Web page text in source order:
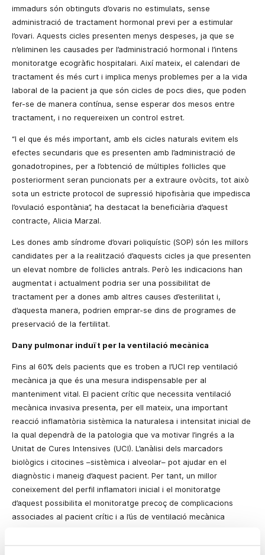
immadurs són obtinguts d’ovaris no estimulats, sense
administració de tractament hormonal previ per a estimular
l’ovari. Aquests cicles presenten menys despeses, ja que se
n’eliminen les causades per l’administració hormonal i l’intens
monitoratge ecogràfic hospitalari. Així mateix, el calendari de
tractament és més curt i implica menys problemes per a la vida
laboral de la pacient ja que són cicles de pocs dies, que poden
fer-se de manera contínua, sense esperar dos mesos entre
tractament, i no requereixen un control estret.
“I el que és més important, amb els cicles naturals evitem els
efectes secundaris que es presenten amb l’administració de
gonadotropines, per a l’obtenció de múltiples fol·licles que
posteriorment seran puncionats per a extraure ovòcits, tot això
sota un estricte protocol de supressió hipofisària que impedisca
l’ovulació espontània”, ha destacat la beneficiària d’aquest
contracte, Alicia Marzal.
Les dones amb síndrome d’ovari poliquístic (SOP) són les millors
candidates per a la realització d’aquests cicles ja que presenten
un elevat nombre de fol·licles antrals. Però les indicacions han
augmentat i actualment podria ser una possibilitat de
tractament per a dones amb altres causes d’esterilitat i,
d’aquesta manera, podrien emprar-se dins de programes de
preservació de la fertilitat.
Dany pulmonar induït per la ventilació mecànica
Fins al 60% dels pacients que es troben a l’UCI rep ventilació
mecànica ja que és una mesura indispensable per al
manteniment vital. El pacient crític que necessita ventilació
mecànica invasiva presenta, per ell mateix, una important
reacció inflamatòria sistèmica la naturalesa i intensitat inicial de
la qual dependrà de la patologia que va motivar l’ingrés a la
Unitat de Cures Intensives (UCI). L’anàlisi dels marcadors
biològics i citocines –sistèmica i alveolar– pot ajudar en el
diagnòstic i maneig d’aquest pacient. Per tant, un millor
coneixement del perfil inflamatori inicial i el monitoratge
d’aquest possibilita el monitoratge precoç de complicacions
associades al pacient crític i a l’ús de ventilació mecànica